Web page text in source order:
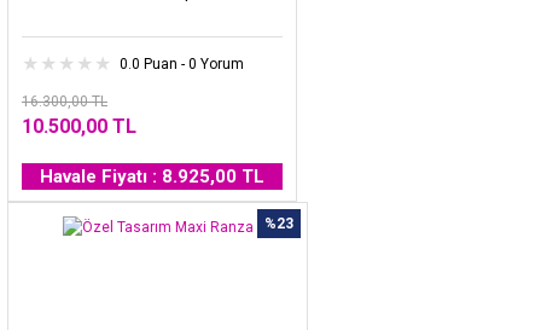
0.0 Puan - 0 Yorum
16.300,00 TL
10.500,00 TL
Havale Fiyatı : 8.925,00 TL
%23